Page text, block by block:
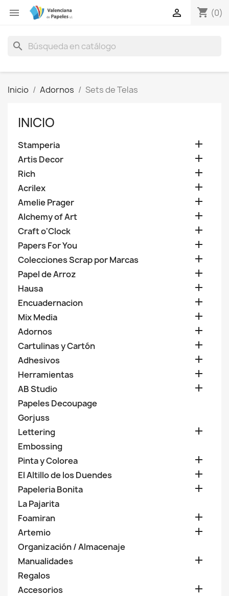
 shopping_cart (0)

search
Inicio Adornos Sets de Telas
INICIO
Stamperia 
Artis Decor 
Rich 
Acrilex 
Amelie Prager 
Alchemy of Art 
Craft o'Clock 
Papers For You 
Colecciones Scrap por Marcas 
Papel de Arroz 
Hausa 
Encuadernacion 
Mix Media 
Adornos 
Cartulinas y Cartón 
Adhesivos 
Herramientas 
AB Studio 
Papeles Decoupage
Gorjuss
Lettering

Embossing
Pinta y Colorea

El Altillo de los Duendes 
Papeleria Bonita 
La Pajarita
Foamiran

Artemio 
Organización / Almacenaje
Manualidades

Regalos
Accesorios
